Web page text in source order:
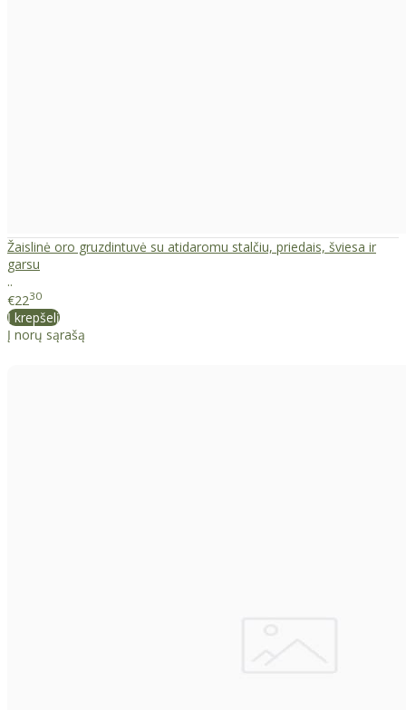
Žaislinė oro gruzdintuvė su atidaromu stalčiu, priedais, šviesa ir
garsu
..
€2230
Į krepšelį
Į norų sąrašą